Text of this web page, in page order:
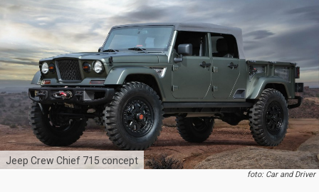
Jeep Crew Chief 715 concept
foto: Car and Driver